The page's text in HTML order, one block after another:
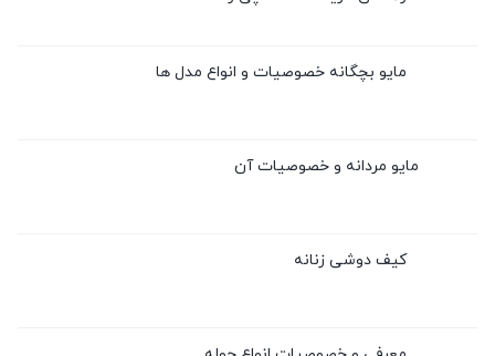
مایو بچگانه خصوصیات و انواع مدل ها
مایو مردانه و خصوصیات آن
کیف دوشی زنانه